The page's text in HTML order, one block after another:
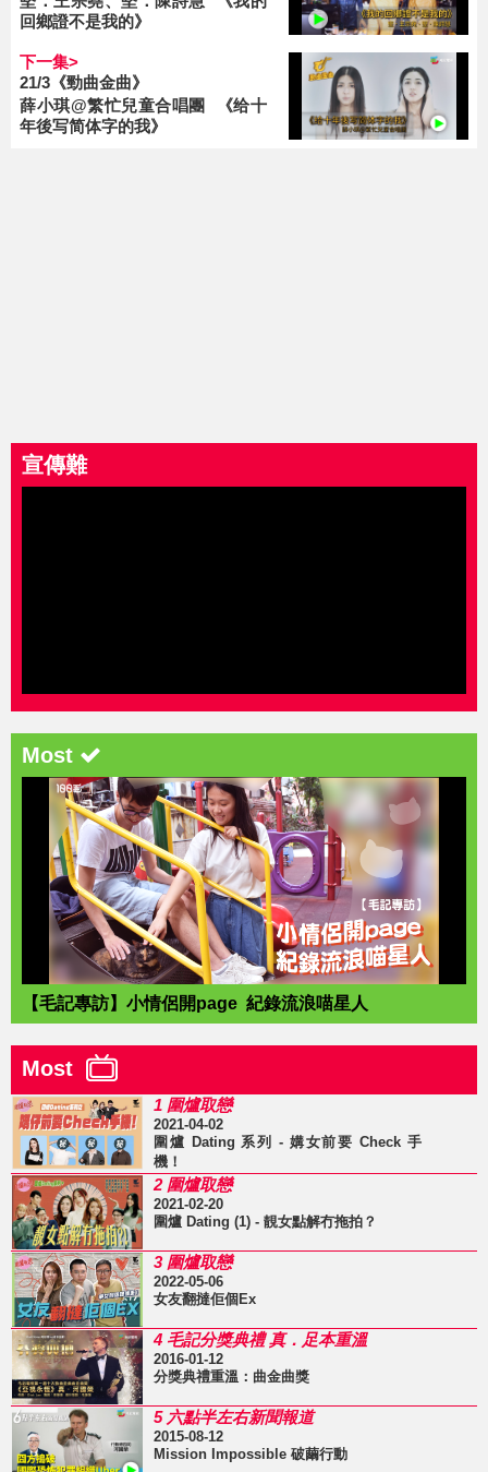
回鄉證不是我的》
下一集>
21/3《勁曲金曲》
薛小琪@繁忙兒童合唱團 《给十
年後写简体字的我》
宣傳難
Most
【毛記專訪】小情侶開page 紀錄流浪喵星人
Most
1 圍爐取戀
2021-04-02
圍爐 Dating 系列 - 媾女前要 Check 手
機！
2 圍爐取戀
2021-02-20
圍爐 Dating (1) - 靚女點解冇拖拍？
3 圍爐取戀
2022-05-06
女友翻撻佢個Ex
4 毛記分獎典禮 真．足本重溫
2016-01-12
分獎典禮重溫：曲金曲獎
5 六點半左右新聞報道
2015-08-12
Mission Impossible 破繭行動